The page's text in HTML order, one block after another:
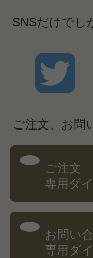
SNSだけでし
ご注文、お問
ご注文
専用ダ
お問い
専用ダ